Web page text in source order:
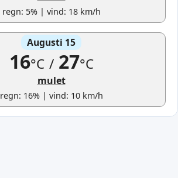
regn: 5% | vind: 18 km/h
Augusti 15
16°C /27°C
mulet
regn: 16% | vind: 10 km/h